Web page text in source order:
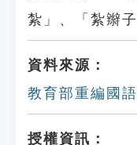
紮」、「紮辮子
資料來源：
教育部重編國
授權資訊：